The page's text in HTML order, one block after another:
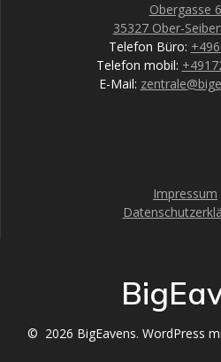
Obergasse 6
35327 Ober-
Telefon Büro:
Telefon mobil:
E-Mail:
Impressum
© 2026 BigEavens. WordPress